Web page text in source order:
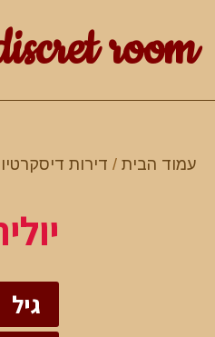
room
עמוד הבית / דירות
גיל